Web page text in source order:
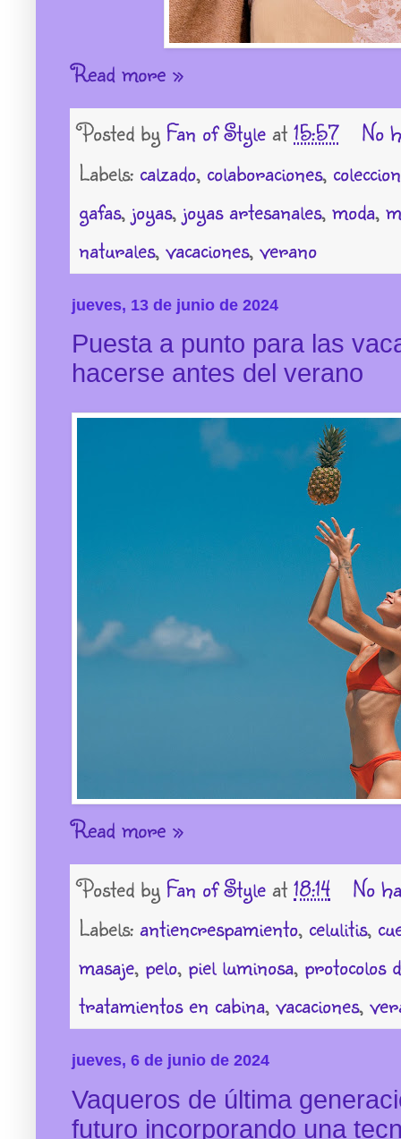
Read more »
Posted by Fan of Style at 15:57
No
Labels: calzado, colaboraciones,
gafas, joyas, joyas artesanales, moda,
naturales, vacaciones, verano
jueves, 13 de junio de 2024
Puesta a punto para las
hacerse antes del verano
Read more »
Posted by Fan of Style at 18:14
No
Labels: antiencrespamiento, celulitis,
masaje, pelo, piel luminosa, protocolos
tratamientos en cabina, vacaciones,
jueves, 6 de junio de 2024
Vaqueros de última
futuro incorporando una